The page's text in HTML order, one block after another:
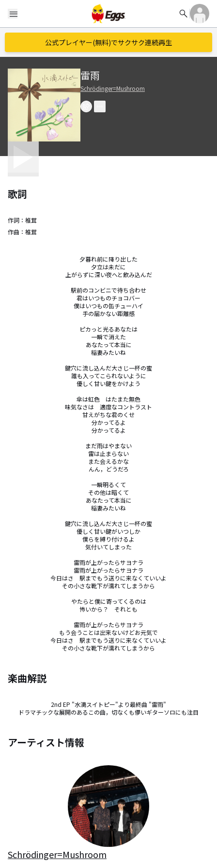
menu search
公式プレイヤー(無料)でサクサク連続再生
雷雨
Schrödinger=Mushroom
歌詞
作詞： 椎茸
作曲： 椎茸
夕暮れ前に降り出した
夕立は未だに
上がらずに深い夜へと飲み込んだ
駅前のコンビニで待ち合わせ
君はいつものチョコバー
僕はいつもの缶チューハイ
手の届かない距離感
ピカっと光るあなたは
一瞬で消えた
あなたって本当に
稲妻みたいね
鍵穴に流し込んだ大さじ一杯の蜜
誰も入ってこられないように
優しく甘い鍵をかけよう
傘は虹色　はたまた無色
味気なさは　適度なコントラスト
甘えがちな君のくせ
分かってるよ
分かってるよ
まだ雨はやまない
雷は止まらない
また会えるかな
んん，どうだろ
一瞬明るくて
その他は暗くて
あなたって本当に
稲妻みたいね
鍵穴に流し込んだ大さじ一杯の蜜
優しく甘い鍵がいつしか
僕らを縛り付けるよ
気付いてしまった
雷雨が上がったらサヨナラ
雷雨が上がったらサヨナラ
今日はさ　駅までもう送りに来なくていいよ
その小さな靴下が濡れてしまうから
やたらと僕に寄ってくるのは
怖いから？　それとも
雷雨が上がったらサヨナラ
もう会うことは出来ないけどお元気で
今日はさ　駅までもう送りに来なくていいよ
その小さな靴下が濡れてしまうから
楽曲解説
2nd EP "水滴スイトピー"より最終曲 "雷雨"
ドラマチックな展開のあるこの曲，切なくも儚いギターソロにも注目
アーティスト情報
Schrödinger=Mushroom